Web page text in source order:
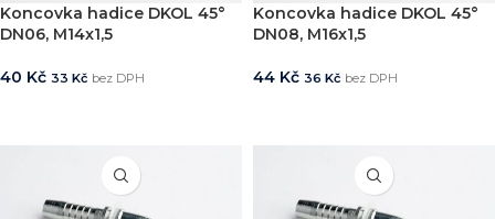
Koncovka hadice DKOL 45°
DN06, M14x1,5
40 Kč 33 Kč bez DPH
Koncovka hadice DKOL 45°
DN08, M16x1,5
44 Kč 36 Kč bez DPH